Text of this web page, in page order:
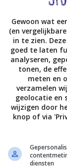
vooral) wakker, door
gaat ‘ie op Jan liggen.
in coma tijdens deze
nieuwe
en ‘m zo
later in de
Gewoon wat
(en
in te zien.
goed te laten
analyseren,
tonen, de
meten en
verzamelen
geolocatie en
wijzigen door
knop of via
diensten